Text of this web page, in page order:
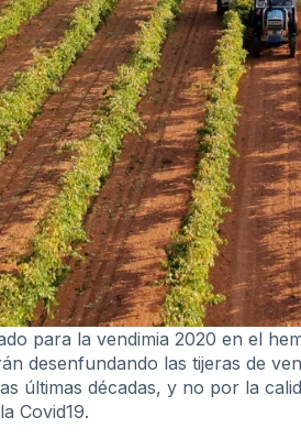
para la vendimia 2020 en el
desenfundando las tijeras de
últimas décadas, y no por la
Covid19.